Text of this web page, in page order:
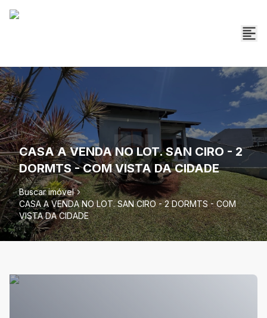
CASA A VENDA NO LOT. SAN CIRO - 2
DORMTS - COM VISTA DA CIDADE
Buscar imóvel
CASA A VENDA NO LOT. SAN CIRO - 2 DORMTS - COM
VISTA DA CIDADE